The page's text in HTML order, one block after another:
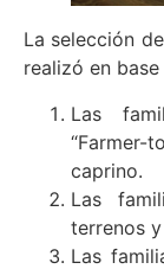
La selección
realizó en
Las
caprino.
Las
terrenos
Las